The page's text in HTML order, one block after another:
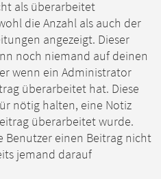
als überarbeitet
die Anzahl als auch der
angezeigt. Dieser
noch niemand auf deinen
wenn ein Administrator
überarbeitet hat. Diese
nötig halten, eine Notiz
überarbeitet wurde.
Benutzer einen Beitrag nicht
jemand darauf